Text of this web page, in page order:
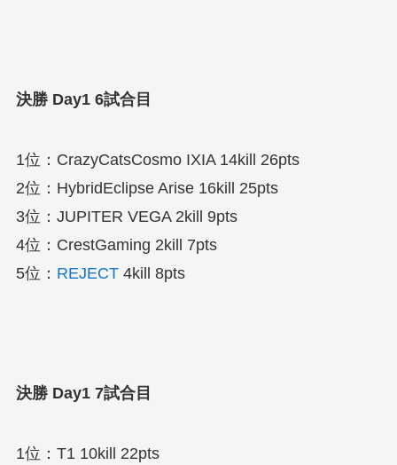
決勝 Day1 6試合目
1位：CrazyCatsCosmo IXIA 14kill 26pts
2位：HybridEclipse Arise 16kill 25pts
3位：JUPITER VEGA 2kill 9pts
4位：CrestGaming 2kill 7pts
5位： REJECT4kill 8pts
決勝 Day1 7試合目
1位：T1 10kill 22pts